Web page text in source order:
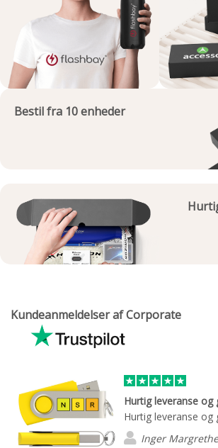
Bestil fra 10 enheder
Kundeanmeldelser af Corporate
Hurtig leveranse og
Hurtig leveranse og
Inger